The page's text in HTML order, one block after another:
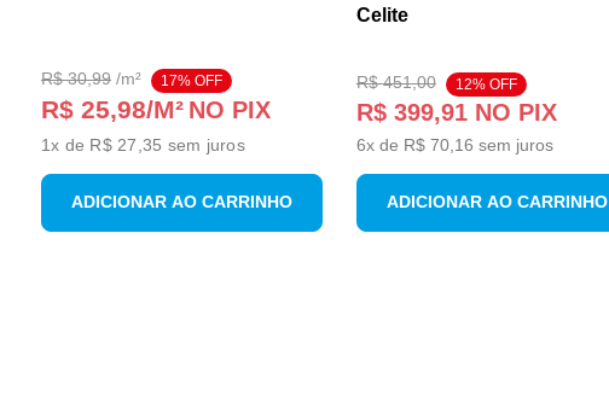
R$ 30,99/m² 17% OFF
R$ 25,98/M² NO PIX
1x de R$ 27,35 sem juros
ADICIONAR AO CARRINHO
Celite
R$ 451,00 12% OFF
R$ 399,91NO PIX
6x de R$ 70, 16 sem juros
ADICIONAR AO CARRINHO